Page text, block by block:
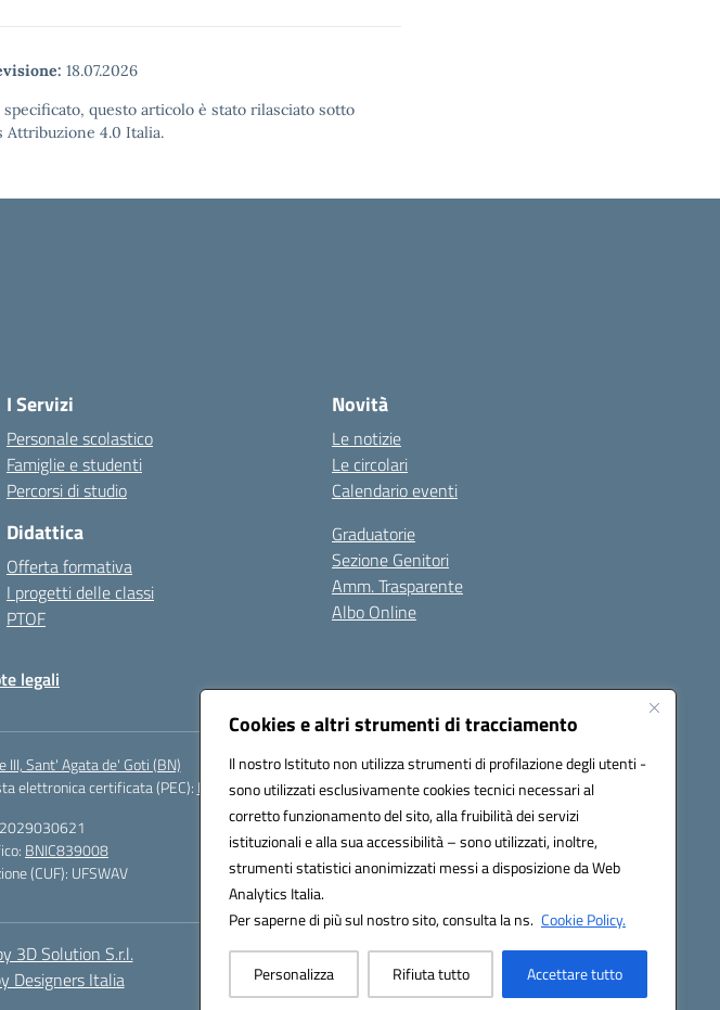
Cookies e altri strumenti di tracciamento
Il nostro Istituto non utilizza strumenti di profilazione degli utenti -
sono utilizzati esclusivamente cookies tecnici necessari al
corretto funzionamento del sito, alla fruibilità dei servizi
istituzionali e alla sua accessibilità – sono utilizzati, inoltre,
strumenti statistici anonimizzati messi a disposizione da Web
Analytics Italia.
Per saperne di più sul nostro sito, consulta la ns. Cookie Policy.
Personalizza Rifiuta tutto Accettare tutto
18.07.2026
questo articolo è stato rilasciato sotto
Attribuzione 4.0 Italia.
I Servizi
Personale scolastico
Famiglie e studenti
Percorsi di studio
Didattica
Offerta formativa
I progetti delle classi
PTOF
Novità
Le notizie
Le circolari
Calendario eventi
Graduatorie
Sezione Genitori
Amm. Trasparente
Albo Online
legali
Sant' Agata de' Goti (BN)
elettronica certificata (PEC): BNIC839008@pec.istruzione.it
BNIC839008
(CUF): UFSWAV
3D Solution S.r.l.
Designers Italia